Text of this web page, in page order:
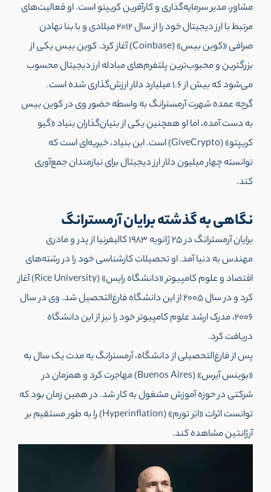
مشاور، مدیر سرما‌یه‌گذاری و کارآفرین کریپتو است. او فعالیت‌های
مرتبط با ارز دیجیتال خود را از سال 2012 میلادی و با بنا نهادن
صرافی «کوین بیس» (Coinbase) آغاز کرد. کوین بیس یکی از
بزرگترین و محبوب‌ترین پلتفرم‌های مبادله ارز دیجیتال محسوب
می‌شود که بیش از 1.6 میلیارد دلار ارزش‌گذاری شده است.
گرچه عمده شهرت آرمسترانگ به واسطه حضور وی در کوین بیس
به دست آمده، اما او همچنین یکی از بنیان‌گذاران بنیاد «گیو
کریپتو» (GiveCrypto) است. این بنیاد،‌ خیریه‌ای است که
توانسته چهار میلیون دلار ارز دیجیتال برای نیازمندان جمع‌آوری
کند.
نگاهی به گذشته برایان آرمسترانگ
برایان آرمسترانگ در 25 ژانویه 1983 کالیفرنیا از پدر و مادری
مهندس به دنیا آمد. او تحصیلات کارشناسی خود را در رشته‌های
اقتصاد و علوم کامپیوتر «دانشگاه رایس» (Rice University) آغاز
کرد و در سال 2005 از این دانشگاه فارغ‌التحصیل شد. وی در سال
2006، مدرک ارشد علوم کامپیوتر خود را نیز از این دانشگاه
دریافت کرد.
پس از فارغ‌التحصیلی از دانشگاه، آرمسترانگ به مدت یک سال به
«بوینس آیرس» (Buenos Aires) مهاجرت کرد و همزمان در
شرکتی در حوزه آموزش مشغول به کار شد. در همین زمان بود که
توانست اثرات «ابَر تورم» (Hyperinflation) را به طور مستقیم بر
آرژانتین مشاهده کند.